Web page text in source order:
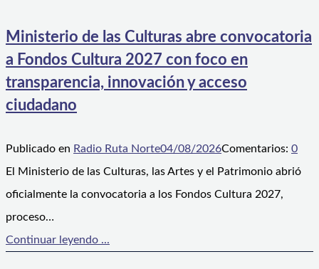
Ministerio de las Culturas abre convocatoria
a Fondos Cultura 2027 con foco en
transparencia, innovación y acceso
ciudadano
Publicado en Radio Ruta Norte04/08/2026Comentarios: 0
El Ministerio de las Culturas, las Artes y el Patrimonio abrió
oficialmente la convocatoria a los Fondos Cultura 2027,
proceso…
Continuar leyendo ...